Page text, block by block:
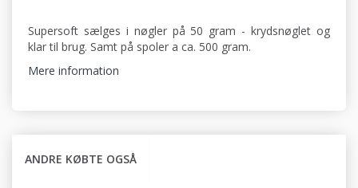
Supersoft sælges i nøgler på 50 gram - krydsnøglet og
klar til brug. Samt på spoler a ca. 500 gram.
Mere information
ANDRE KØBTE OGSÅ